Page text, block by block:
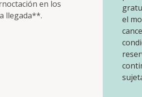
en los
llegada**.
el